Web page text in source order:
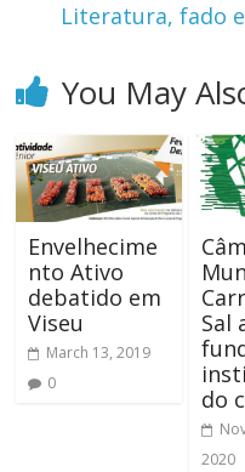
Literatura, fado
You May
Envelhecime
nto Ativo
debatido em
Viseu
March 13, 2019
0
Sal
do
2020